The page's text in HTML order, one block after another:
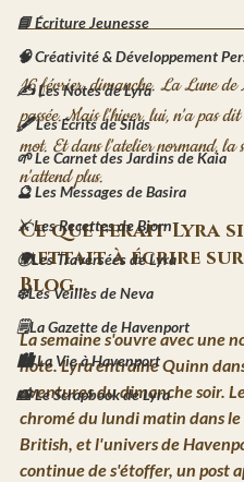
📘 Écriture Jeunesse
🧠 Créativité & Développement
✍️ Les Notes de Lyra
🖋️ Les Écrits de Silas
🌱 Le Carnet des Jardins de Kaia
🔮 Les Messages de Basira
⚔️ Les Recettes de Bjorn
🌍Les Traversées de Lyra
❄️Les Veilles de Neva
🗒️La Gazette de Havenport
🏙️ La Vie à Havenport
📸 Le Scrapbook de Lyra
16 février, dimanche. La Lune de
passée. Mais l'hiver, lui, n'a pas
mot. Et dans l'atelier normand, la
n'attend plus.
Ce que ferait Lyra
mettait à écrire
Blog...
La semaine s'ouvre avec une
note. Lyra entraîne Quinn
aventures du dimanche soir.
chromé du lundi matin dans
British, et l'univers de
continue de s'étoffer, un post